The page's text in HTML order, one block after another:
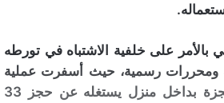
بالأمر على خلفية الاشتباه في تورطه
ومحررات رسمية، حيث أسفرت عملية
الضبط والتفتيش المنجزة بداخل منزل يستغله عن حجز 33